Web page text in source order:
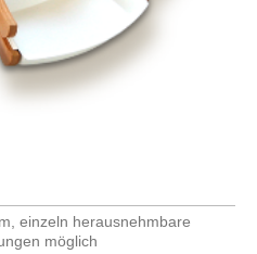
einzeln herausnehmbare
möglich